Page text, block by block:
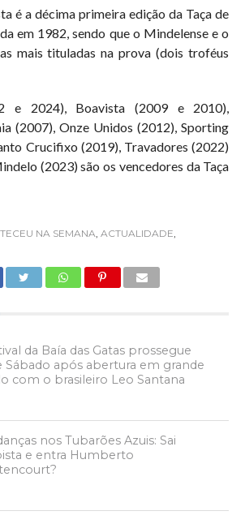
é a décima primeira edição da Taça de
em 1982, sendo que o Mindelense e o
mais tituladas na prova (dois troféus
e 2024), Boavista (2009 e 2010),
(2007), Onze Unidos (2012), Sporting
Crucifixo (2019), Travadores (2022)
(2023) são os vencedores da Taça
NA SEMANA ACTUALIDADE
da Baía das Gatas prossegue
Sábado após abertura em grande
com o brasileiro Leo Santana
nos Tubarões Azuis: Sai
e entra Humberto